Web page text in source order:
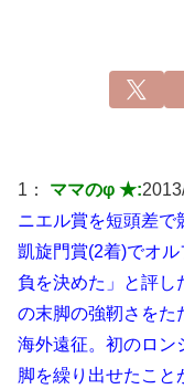
1： ママのφ ★:
ニエル賞を短頭差で
凱旋門賞(2着)でオ
負を決めた」と評し
の末脚の強靭さをた
海外遠征。初のロン
脚を繰り出せたこと